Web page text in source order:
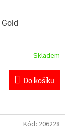
Skladem
Do košíku
Kód: 206228